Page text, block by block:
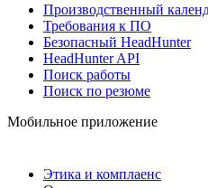
Производственный
Требования к ПО
Безопасный HeadHunter
HeadHunter API
Поиск работы
Поиск по резюме
Мобильное приложение
Этика и комплаенс